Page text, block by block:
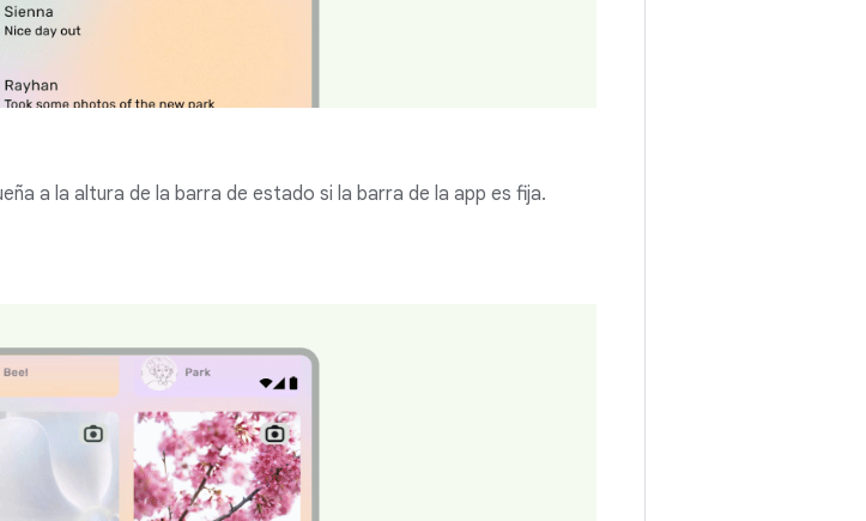
a la altura de la barra de estado si la barra de la app es fija.